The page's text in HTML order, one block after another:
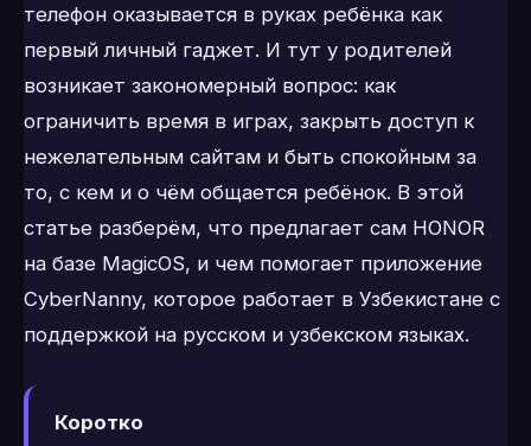
телефон оказывается в руках ребёнка как
первый личный гаджет. И тут у родителей
возникает закономерный вопрос: как
ограничить время в играх, закрыть доступ к
нежелательным сайтам и быть спокойным за
то, с кем и о чём общается ребёнок. В этой
статье разберём, что предлагает сам HONOR
на базе MagicOS, и чем помогает приложение
CyberNanny, которое работает в Узбекистане с
поддержкой на русском и узбекском языках.
Коротко